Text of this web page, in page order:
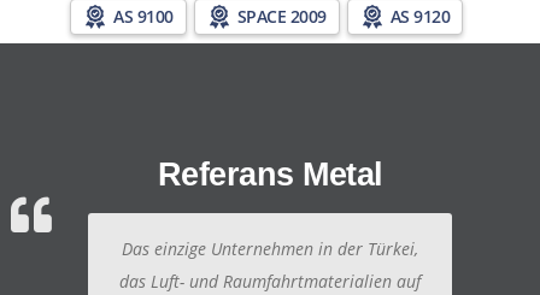
AS 9100 SPACE 2009 AS 9120
Referans Metal
Das einzige Unternehmen in der Türkei,
das Luft- und Raumfahrtmaterialien auf